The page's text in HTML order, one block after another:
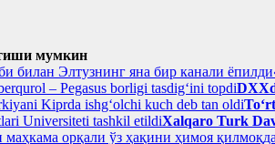
мумкин
Xalqaro Turk